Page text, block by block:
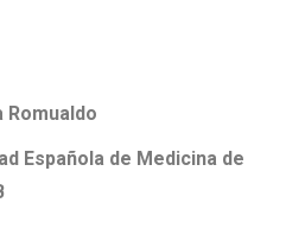
Romualdo
Española de Medicina de